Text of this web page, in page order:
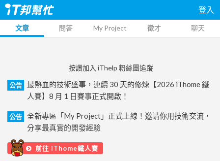
登入
文章 問答 My Project 徵才 聊天
按讚加入 iThelp 粉絲團追蹤
公告
最熱血的技術盛事，連續 30 天的修煉【2026 iThome 鐵
人賽】8 月 1 日賽事正式開啟！
公告
全新專區「My Project」正式上線！邀請你用技術交流，
分享最真實的開發經驗
前往 iThome鐵人賽